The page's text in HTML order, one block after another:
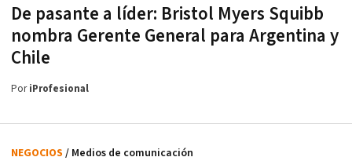
De pasante a líder: Bristol Myers Squibb
nombra Gerente General para Argentina y
Chile
PoriProfesional
NEGOCIOS / Medios de comunicación